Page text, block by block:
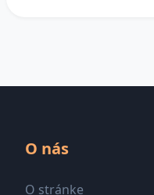
O nás
O stránke